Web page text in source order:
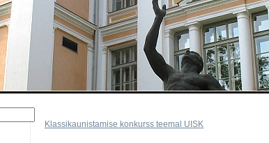
Klassikaunistamise konkurss teemal UISK